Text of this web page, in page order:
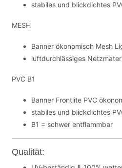
stabiles und blickdichtes
MESH
Banner ökonomisch Mesh
luftdurchlässiges
PVC B1
Banner Frontlite PVC
stabiles und blickdichtes
B1 = schwer entflammbar
Qualität: